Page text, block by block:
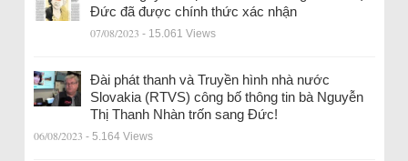
Đức đã được chính thức xác nhận
07/08/2023 - 15.061 Views
Đài phát thanh và Truyền hình nhà nước
Slovakia (RTVS) công bố thông tin bà Nguyễn
Thị Thanh Nhàn trốn sang Đức!
06/08/2023 - 5.164 Views